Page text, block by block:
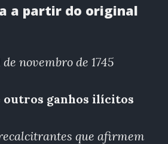
a partir do original
novembro de 1745
outros ganhos ilícitos
que afirmem